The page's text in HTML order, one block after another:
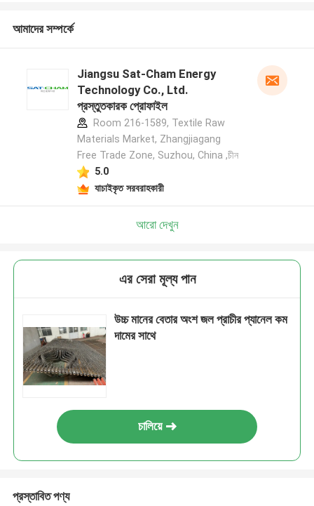
আমাদের সম্পর্কে
Jiangsu Sat-Cham Energy
Technology Co., Ltd.
প্রস্তুতকারক প্রোফাইল
Room 216-1589, Textile Raw
Materials Market, Zhangjiagang
Free Trade Zone, Suzhou, China ,চীন
5.0
যাচাইকৃত সরবরাহকারী
আরো দেখুন
এর সেরা মূল্য পান
উচ্চ মানের বেতার অংশ জল প্রাচীর প্যানেল কম
দামের সাথে
চালিয়ে
প্রস্তাবিত পণ্য